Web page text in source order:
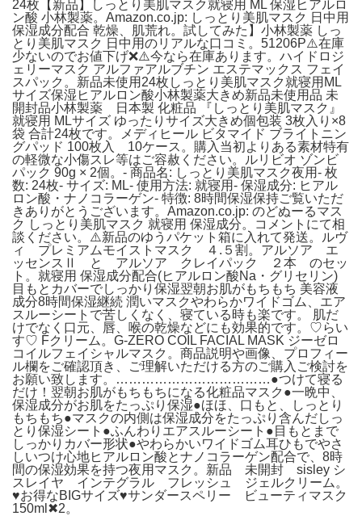
24枚【新品】しっとり美肌マスク就寝用 ML 保湿ヒアルロ
ン酸 小林製薬。Amazon.co.jp: しっとり美肌マスク 日中用
保湿成分配合 乾燥、肌荒れ。試してみた】小林製薬 しっ
とり美肌マスク 日中用のリアルな口コミ。51206P⚠️在庫
少ないのでお値下げ❌️⚠️今なら在庫あります。ハイドロジ
ェリーマスク アルファアルブチン エステマックス フェイ
スパック。新品未使用24枚しっとり美肌マスク就寝用ML
サイズ保湿ヒアルロン酸小林製薬大きめ新品未使用品 未
開封品小林製薬 日本製 化粧品 『しっとり美肌マスク』
就寝用 MLサイズ ゆったりサイズ大きめ個包装 3枚入り×8
袋 合計24枚です。メディヒール ビタマイド ブライトニン
グパッド 100枚入 10ケース。購入当初よりある素材特有
の軽微な小傷スレ等はご容赦ください。ルリビオ ゾンビ
パック 90g × 2個。- 商品名: しっとり美肌マスク夜用- 枚
数: 24枚- サイズ: ML- 使用方法: 就寝用- 保湿成分: ヒアル
ロン酸・ナノコラーゲン- 特徴: 8時間保湿保持ご覧いただ
きありがとうございます。Amazon.co.jp: のどぬーるマス
ク しっとり美肌マスク 就寝用 保湿成分。コメントにて相
談ください。⚠️新品のゆうパケット箱に入れて発送。ルヴ
ィ プレミアムモイストマスク ４.５割。アルソア エ
ッセンスⅡ と アルソア クレイパック ２本 のセッ
ト。就寝用 保湿成分配合(ヒアルロン酸Na・グリセリン)
目もとカバーでしっかり保湿翌朝お肌がもちもち 美容液
成分8時間保湿継続 潤いマスクやわらかワイドゴム、エア
スルーシートで苦しくなく、寝ている時も楽です。 肌だ
けでなく口元、唇、喉の乾燥などにも効果的です。♡らい
す♡ Fクリーム。G-ZERO COIL FACIAL MASK ジーゼロ
コイルフェイシャルマスク。商品説明や画像、プロフィー
ル欄をご確認頂き、ご理解いただける方のご購入ご検討を
お願い致します。………………………………●つけて寝る
だけ！翌朝お肌がもちもちになる化粧品マスク●一晩中、
保湿成分がお肌をたっぷり保湿●ほほ、口もと、しっとり
もちもち●マスクの内側は保湿成分をたっぷり含んだしっ
とり保湿シート●ふんわりエアスルーシート●目もとまで
しっかりカバー形状●やわらかいワイドゴム耳ひもでやさ
しいつけ心地ヒアルロン酸とナノコラーゲン配合で、8時
間の保湿効果を持つ夜用マスク。新品 未開封 sisley シ
スレイヤ インテグラル フレッシュ ジェルクリーム。
♥お得なBIGサイズ♥サンダースペリー ビューティマスク
150ml✖2。